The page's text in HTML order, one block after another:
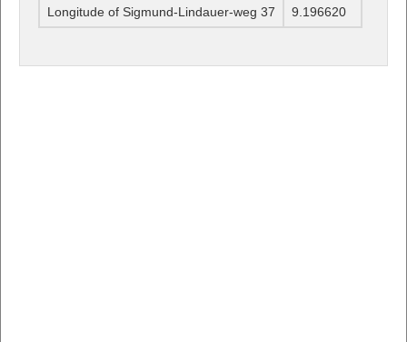
Longitude of Sigmund-Lindauer-weg 37 9.196620